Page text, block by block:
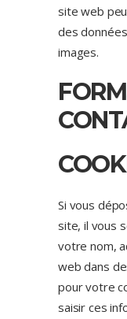
site web
des
images.
Si vous
site, il vous
votre nom,
web dans
pour votre
saisir ces